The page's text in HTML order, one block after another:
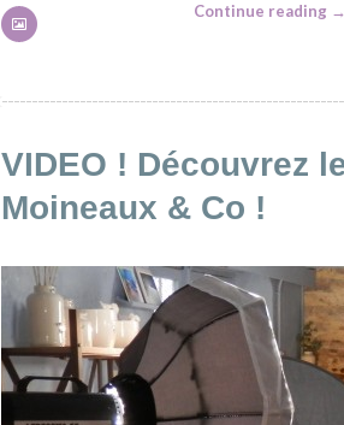
Continue reading →
VIDEO ! Découvrez
Moineaux & Co !